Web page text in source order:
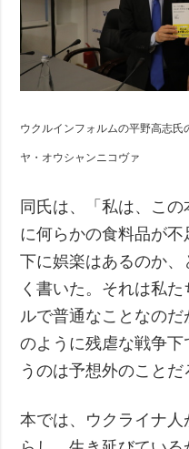
ウクルインフォルムの平野高志氏
ヤ・オウシャンニコヴァ
同氏は、「私は、こ
に何らかの食料品が
下に娯楽はあるのか
く書いた。それは私
ルで普通なことなの
のように残虐な戦争
うのは予想外のことだ
本では、ウクライナ